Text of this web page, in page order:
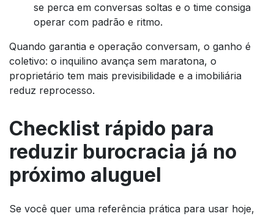
se perca em conversas soltas e o time consiga
operar com padrão e ritmo.
Quando garantia e operação conversam, o ganho é
coletivo: o inquilino avança sem maratona, o
proprietário tem mais previsibilidade e a imobiliária
reduz reprocesso.
Checklist rápido para
reduzir burocracia já no
próximo aluguel
Se você quer uma referência prática para usar hoje,